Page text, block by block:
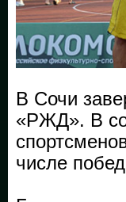
В Сочи
«РЖД». В
числе